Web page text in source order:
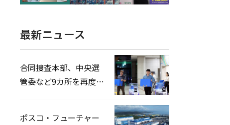
検
最新ニュース
合同捜査本部、中央選
管委など9カ所を再度家
ポスコ・フューチャー